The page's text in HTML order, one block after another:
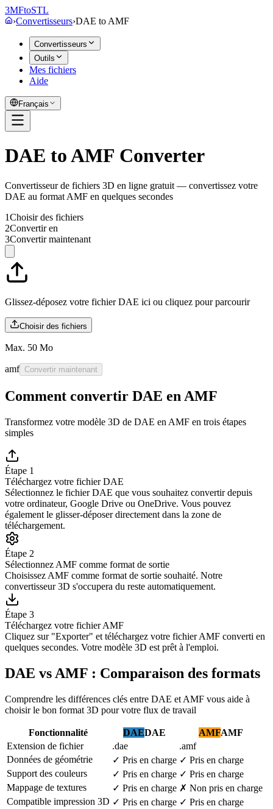
3MFtoSTL
›Convertisseurs›DAE to AMF
Convertisseurs
Outils
Mes fichiers
Aide
Français
DAE to AMF Converter
Convertisseur de fichiers 3D en ligne gratuit — convertissez votre
DAE au format AMF en quelques secondes
1Choisir des fichiers
2Convertir en
3Convertir maintenant
Glissez-déposez votre fichier DAE ici ou cliquez pour parcourir
Choisir des fichiers
Max. 50 Mo
amf Convertir maintenant
Comment convertir DAE en AMF
Transformez votre modèle 3D de DAE en AMF en trois étapes
simples
Étape 1
Téléchargez votre fichier DAE
Sélectionnez le fichier DAE que vous souhaitez convertir depuis
votre ordinateur, Google Drive ou OneDrive. Vous pouvez
également le glisser-déposer directement dans la zone de
téléchargement.
Étape 2
Sélectionnez AMF comme format de sortie
Choisissez AMF comme format de sortie souhaité. Notre
convertisseur 3D s'occupera du reste automatiquement.
Étape 3
Téléchargez votre fichier AMF
Cliquez sur "Exporter" et téléchargez votre fichier AMF converti en
quelques secondes. Votre modèle 3D est prêt à l'emploi.
DAE vs AMF : Comparaison des formats
Comprendre les différences clés entre DAE et AMF vous aide à
choisir le bon format 3D pour votre flux de travail
Fonctionnalité DAEDAE AMFAMF
Extension de fichier
.dae
.amf
Données de géométrie
✓ Pris en charge ✓ Pris en charge
Support des couleurs
✓ Pris en charge ✓ Pris en charge
Mappage de textures
✓ Pris en charge ✗ Non pris en charge
Compatible impression 3D ✓ Pris en charge ✓ Pris en charge